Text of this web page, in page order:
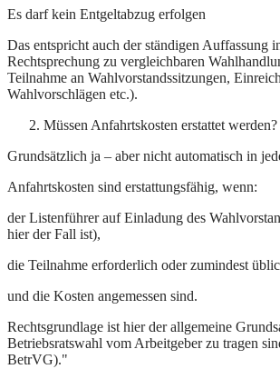
Es darf kein Entgeltabzug erfolgen
Das entspricht auch der ständigen Auffassung
Rechtsprechung zu vergleichbaren
Teilnahme an Wahlvorstandssitzungen,
Wahlvorschlägen etc.).
Müssen Anfahrtskosten erstattet werden?
Grundsätzlich ja – aber nicht automatisch in
Anfahrtskosten sind erstattungsfähig, wenn:
der Listenführer auf Einladung des
hier der Fall ist),
die Teilnahme erforderlich oder zumindest
und die Kosten angemessen sind.
Rechtsgrundlage ist hier der allgemeine
Betriebsratswahl vom Arbeitgeber zu tragen
BetrVG)."